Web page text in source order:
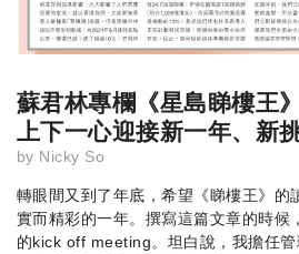
蘇君林專欄《星島睇樓王
上下一心迎接新一年、新
by Nicky So
轉眼間又到了年底，希望《睇樓王》的
實而精彩的一年。撰寫這篇文章的時候
的kick off meeting。坦白說，我擔任